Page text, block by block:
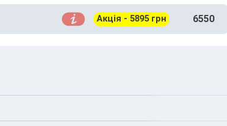
Акція - 5895 грн 6550